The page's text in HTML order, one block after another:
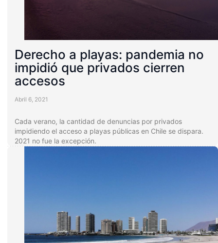
Derecho a playas: pandemia no
impidió que privados cierren
accesos
Abril 6, 2021
Cada verano, la cantidad de denuncias por privados
impidiendo el acceso a playas públicas en Chile se dispara.
2021 no fue la excepción.